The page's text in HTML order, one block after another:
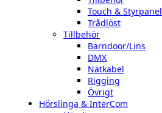
Touch & Styrpanel
Trådlöst
Tillbehör
Barndoor/Lins
DMX
Nätkabel
Rigging
Övrigt
Hörslinga & InterCom